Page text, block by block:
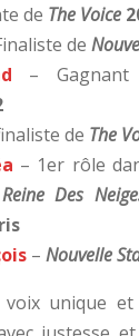
de The Voice
de
–
de The
– 1er rôle
Des
–Nouvelle
unique